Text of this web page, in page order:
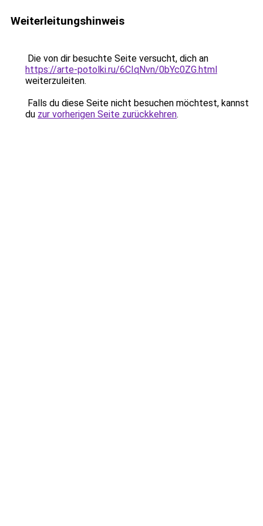
Weiterleitungshinweis
Die von dir besuchte Seite versucht, dich an
https://arte-potolki.ru/6CIqNvn/0bYc0ZG.html
weiterzuleiten.
Falls du diese Seite nicht besuchen möchtest, kannst
du zur vorherigen Seite zurückkehren.